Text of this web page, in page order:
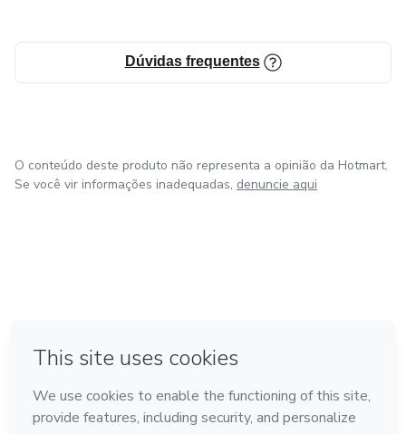
Dúvidas frequentes
O conteúdo deste produto não representa a opinião da Hotmart.
Se você vir informações inadequadas, denuncie aqui
Feito com ❤ na Cidade do México